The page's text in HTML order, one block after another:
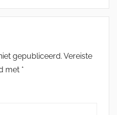
gepubliceerd. Vereiste
met *